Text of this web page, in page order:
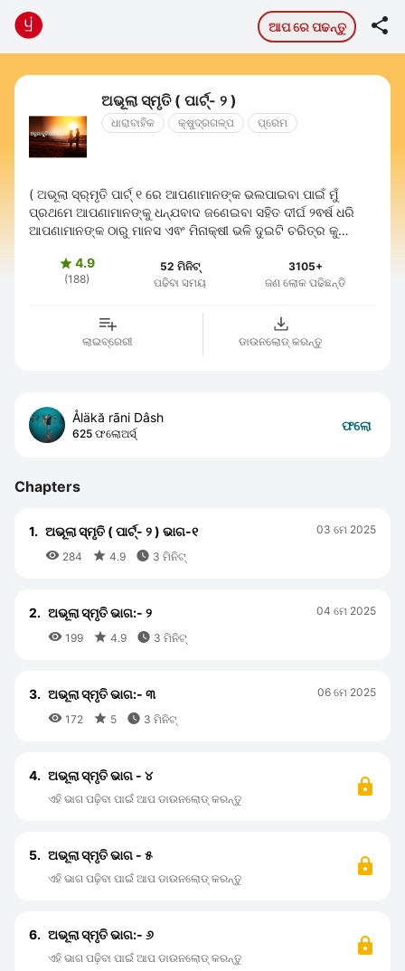
ଆପ ରେ ପଢନ୍ତୁ 
ଅଭୂଲା ସ୍ମୃତି ( ପାର୍ଟ୍- ୨ )
ଧାରାବାହିକ କ୍ଷୁଦ୍ରଗଳ୍ପ ପ୍ରେମ
( ଅଭୂଲା ସ୍ର୍ମୃତି ପାର୍ଟ୍ ୧ ରେ ଆପଣାମାନଙ୍କ ଭଲପାଇବା ପାଇଁ ମୁଁ
ପ୍ରଥମେ ଆପଣାମାନଙ୍କୁ ଧନ୍ଯବାଦ ଜଣେଇବା ସହିତ ଦୀର୍ଘ ୨ଵର୍ଷ ଧରି
ଆପଣାମାନଙ୍କ ଠାରୁ ମାନସ ଏଵଂ ମିନାକ୍ଷୀ ଭଳି ଦୁଇଟି ଚରିତ୍ର କୁ
4.9
(188)
52 ମିନିଟ୍
ପଢିବା ସମୟ
3105+
ଜଣ ଲୋକ ପଢିଛନ୍ତି
ଲାଇବ୍ରେରୀ ଡାଉନଲୋଡ୍ କରନ୍ତୁ
Åläkă rãni Dâsh
625 ଫଲୋଅର୍ସ୍
ଫଲୋ
Chapters
1. ଅଭୂଲା ସ୍ମୃତି ( ପାର୍ଟ୍- ୨ ) ଭାଗ-୧
 284  4.9  3 ମିନିଟ୍
03 ମେ 2025
2. ଅଭୂଲା ସ୍ମୃତି ଭାଗ:- ୨
 199  4.9  3 ମିନିଟ୍
04 ମେ 2025
3. ଅଭୂଲା ସ୍ମୃତି ଭାଗ:- ୩
 172  5  3 ମିନିଟ୍
06 ମେ 2025
4. ଅଭୂଲା ସ୍ମୃତି ଭାଗ - ୪
ଏହି ଭାଗ ପଢ଼ିବା ପାଇଁ ଆପ ଡାଉନଲୋଡ୍ କରନ୍ତୁ
5. ଅଭୂଲା ସ୍ମୃତି ଭାଗ - ୫
ଏହି ଭାଗ ପଢ଼ିବା ପାଇଁ ଆପ ଡାଉନଲୋଡ୍ କରନ୍ତୁ
6. ଅଭୂଲା ସ୍ମୃତି ଭାଗ:- ୬
ଏହି ଭାଗ ପଢ଼ିବା ପାଇଁ ଆପ ଡାଉନଲୋଡ୍ କରନ୍ତୁ